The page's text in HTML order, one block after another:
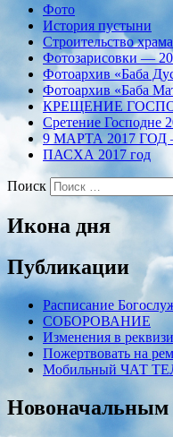
Фото
История пустыни
Строительство храма
Фотозарисовки —
Фотоархив «Баба
Фотоархив «Баба
КРЕЩЕНИЕ
Сретение Господне
9 МАРТА 2017 ГОД
ПАСХА 2017 год
Поиск
Икона дня
Публикации
Расписание
СОБОРОВАНИЕ
Изменения в
Пожертвовать на
Мобильный ЧАТ
Новоначальным